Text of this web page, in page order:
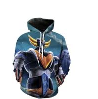
plusieurs
variations.
Les
options
peuvent
être
choisies